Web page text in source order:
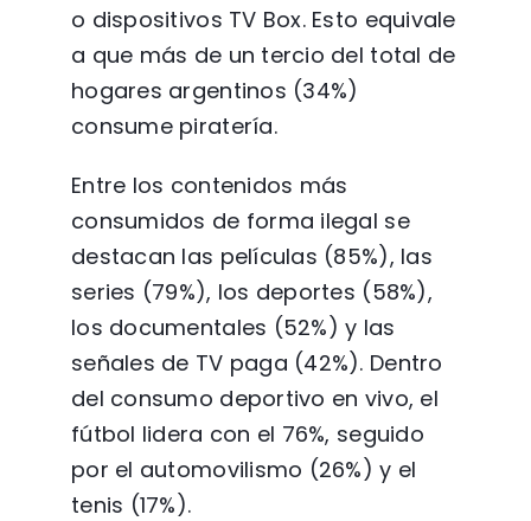
o dispositivos TV Box. Esto equivale
a que más de un tercio del total de
hogares argentinos (34%)
consume piratería.
Entre los contenidos más
consumidos de forma ilegal se
destacan las películas (85%), las
series (79%), los deportes (58%),
los documentales (52%) y las
señales de TV paga (42%). Dentro
del consumo deportivo en vivo, el
fútbol lidera con el 76%, seguido
por el automovilismo (26%) y el
tenis (17%).